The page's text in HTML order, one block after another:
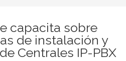
capacita sobre
de instalación y
Centrales IP-PBX